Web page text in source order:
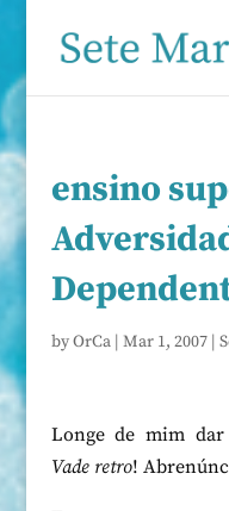
ensino
byOrCa| Mar 1, 2007|
Longe de mim
Vade retro!